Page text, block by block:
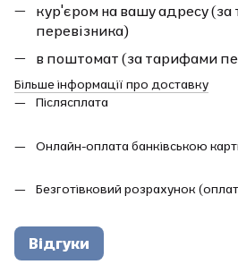
кур'єром на вашу адресу
перевізника)
в поштомат (за тарифами
Більше інформації про доставку
Післясплата
Онлайн-оплата банківською
Безготівковий розрахунок
Відгуки